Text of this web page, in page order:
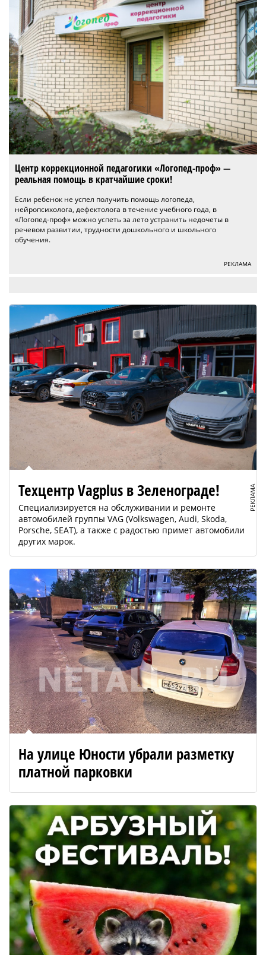
Центр коррекционной педагогики «Логопед-проф» —
реальная помощь в кратчайшие сроки!
Если ребенок не успел получить помощь логопеда,
нейропсихолога, дефектолога в течение учебного года, в
«Логопед-проф» можно успеть за лето устранить недочеты в
речевом развитии, трудности дошкольного и школьного
обучения.
РЕКЛАМА
РЕКЛАМА
Техцентр Vagplus в Зеленограде!
Специализируется на обслуживании и ремонте
автомобилей группы VAG (Volkswagen, Audi, Skoda,
Porsche, SEAT), а также с радостью примет автомобили
других марок.
На улице Юности убрали разметку
платной парковки